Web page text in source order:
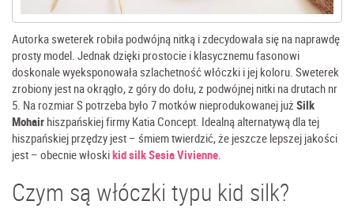
Autorka sweterek robiła podwójną nitką i zdecydowała się na naprawdę
prosty model. Jednak dzięki prostocie i klasycznemu fasonowi
doskonale wyeksponowała szlachetność włóczki i jej koloru. Sweterek
zrobiony jest na okrągło, z góry do dołu, z podwójnej nitki na drutach nr
5. Na rozmiar S potrzeba było 7 motków nieprodukowanej już Silk
Mohair hiszpańskiej firmy Katia Concept. Idealną alternatywą dla tej
hiszpańskiej przędzy jest – śmiem twierdzić, że jeszcze lepszej jakości
jest – obecnie włoskikid silk Sesia Vivienne.
Czym są włóczki typu kid silk?